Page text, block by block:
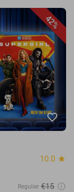
42%
favorite_border
10.0 star
Regulier €15